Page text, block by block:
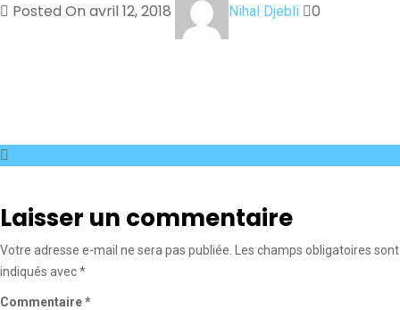
Posted On avril 12, 2018 Nihal Djebli 0
Laisser un commentaire
Votre adresse e-mail ne sera pas publiée.
Les champs obligatoires sont
indiqués avec*
Commentaire*